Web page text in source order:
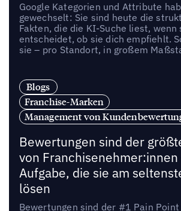
Google Kategorien und Attribute
gewechselt: Sie sind heute die
Fakten, die die KI-Suche liest, wenn
entscheidet, ob sie dich empfiehlt.
sie – pro Standort, in großem
Blogs
Franchise-Marken
Management von
Bewertungen sind der
von Franchisenehmer:innen
Aufgabe, die sie am
lösen
Bewertungen sind der #1 Pain